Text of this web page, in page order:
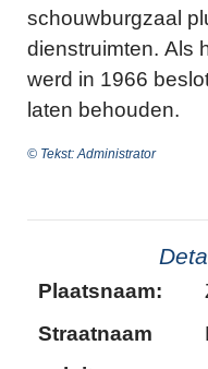
schouwburgzaal
dienstruimten. Als
werd in 1966
laten behouden.
© Tekst: Administrator
Plaatsnaam:
Straatnaam